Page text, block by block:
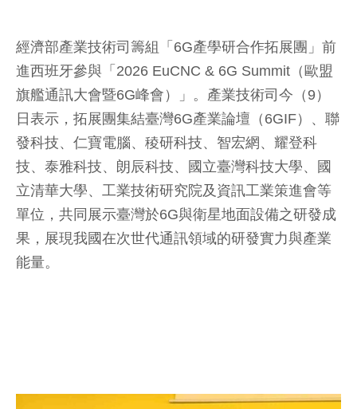
經濟部產業技術司籌組「6G產學研合作拓展團」前
進西班牙參與「2026 EuCNC & 6G Summit（歐盟
旗艦通訊大會暨6G峰會）」。產業技術司今（9）
日表示，拓展團集結臺灣6G產業論壇（6GIF）、聯
發科技、仁寶電腦、稜研科技、智宏網、耀登科
技、泰雅科技、朗辰科技、國立臺灣科技大學、國
立清華大學、工業技術研究院及資訊工業策進會等
單位，共同展示臺灣於6G與衛星地面設備之研發成
果，展現我國在次世代通訊領域的研發實力與產業
能量。